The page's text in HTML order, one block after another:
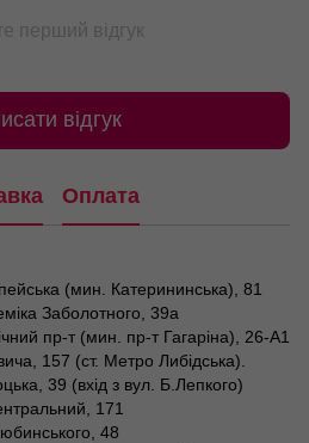
перший відгук
відгук
Оплата
(мин. Катерининська), 81
Заболотного, 39а
пр-т (мин. пр-т Гагаріна), 26-А1
157 (ст. Метро Либідська).
39 (вхід з вул. Б.Лепкого)
171
48